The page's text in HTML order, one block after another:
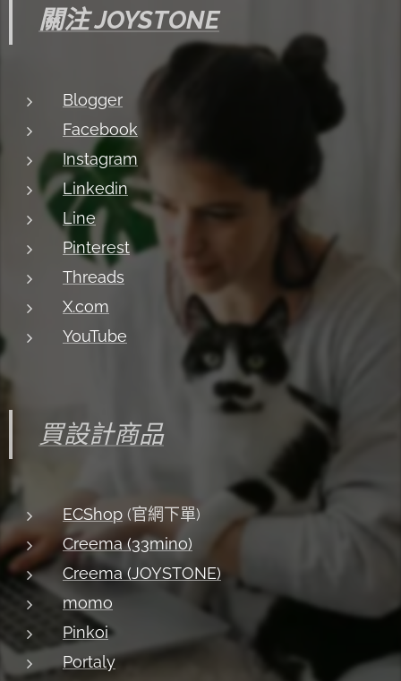
關注 JOYSTONE
Blogger
Facebook
Instagram
Linkedin
Line
Pinterest
Threads
X.com
YouTube
買設計商品
ECShop (官網下單)
Creema (33mino)
Creema (JOYSTONE)
momo
Pinkoi
Portaly